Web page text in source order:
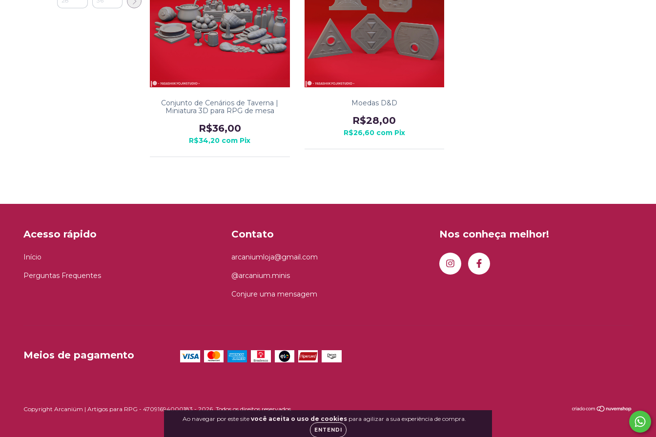
Ao navegar por este site você aceita o uso de cookiespara agilizar a sua experiência de compra.
ENTENDI
Conjunto de Cenários de Taverna |
Miniatura 3D para RPG de mesa
R$36,00
R$34,20 com Pix
Moedas D&D
R$28,00
R$26,60 com Pix
Acesso rápido
Início
Perguntas Frequentes
Contato
arcaniumloja@gmail.com
@arcanium.minis
Conjure uma mensagem
Nos conheça melhor!
Meios de pagamento
Copyright Arcaniüm | Artigos para RPG - 47091694000183 - 2026. Todos os direitos reservados.